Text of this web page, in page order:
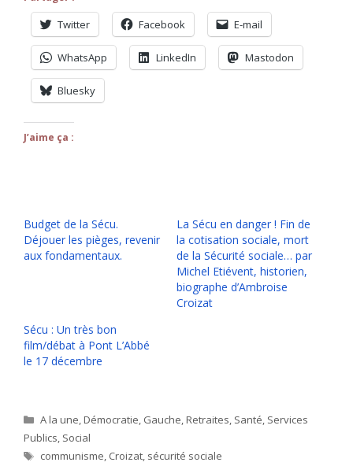
Twitter Facebook E-mail
WhatsApp LinkedIn Mastodon
Bluesky
J’aime ça :
Budget de la Sécu.
Déjouer les pièges, revenir
aux fondamentaux.
La Sécu en danger ! Fin de
la cotisation sociale, mort
de la Sécurité sociale… par
Michel Etiévent, historien,
biographe d’Ambroise
Croizat
Sécu : Un très bon
film/débat à Pont L’Abbé
le 17 décembre
Catégories
A la une,Démocratie, Gauche,Retraites, Santé, Services
Publics, Social
Étiquettes
communisme, Croizat, sécurité sociale